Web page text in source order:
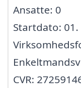
Ansatte: 0
Startdato:
CVR: